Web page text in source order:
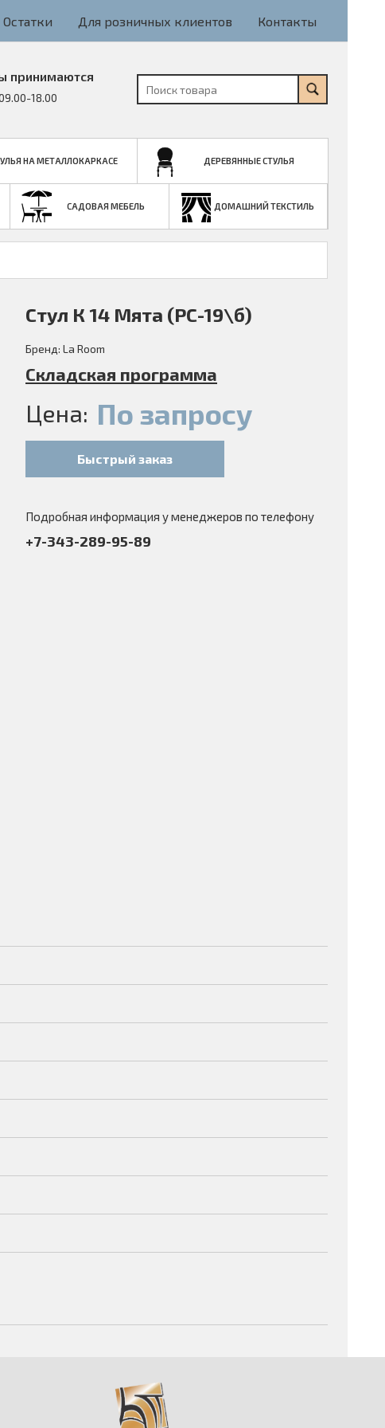
Остатки Для розничных клиентов Контакты
принимаются
18.00
НА МЕТАЛЛОКАРКАСЕ ДЕРЕВЯННЫЕ СТУЛЬЯ
САДОВАЯ МЕБЕЛЬ ДОМАШНИЙ ТЕКСТИЛЬ
Стул К 14 Мята (РС-19\б)
Бренд: La Room
Складская программа
Цена: По запросу
Быстрый заказ
Подробная информация у менеджеров по телефону
+7-343-289-95-89